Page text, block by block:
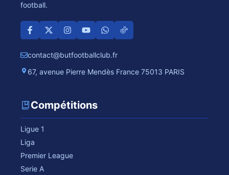
football.
contact@butfootballclub.fr
67, avenue Pierre Mendès France 75013 PARIS
Compétitions
Ligue 1
Liga
Premier League
Serie A